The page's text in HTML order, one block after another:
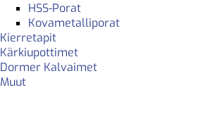
HSS-Porat
Kovametalliporat
Kierretapit
Kärkiupottimet
Dormer Kalvaimet
Muut